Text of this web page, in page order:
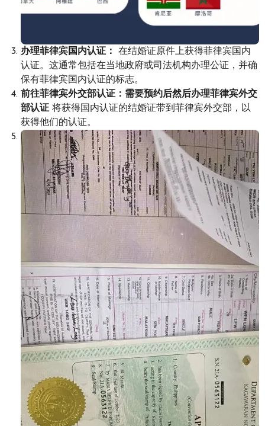
办理菲律宾国内认证：
在结婚证原件上获得菲律宾国内
认证。这通常包括在当地政府或司法机构办理公证，并确
保有菲律宾国内认证的标志。
前往菲律宾外交部认证：需要预约后然后办理菲律宾外交
部认证将获得国内认证的结婚证带到菲律宾外交部，以
获得他们的认证。